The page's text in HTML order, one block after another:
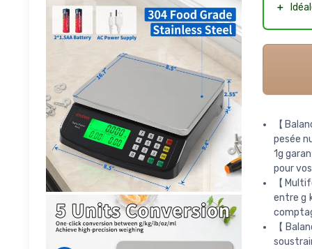
＋
【
pesée
1g
pour
【
entre g
【